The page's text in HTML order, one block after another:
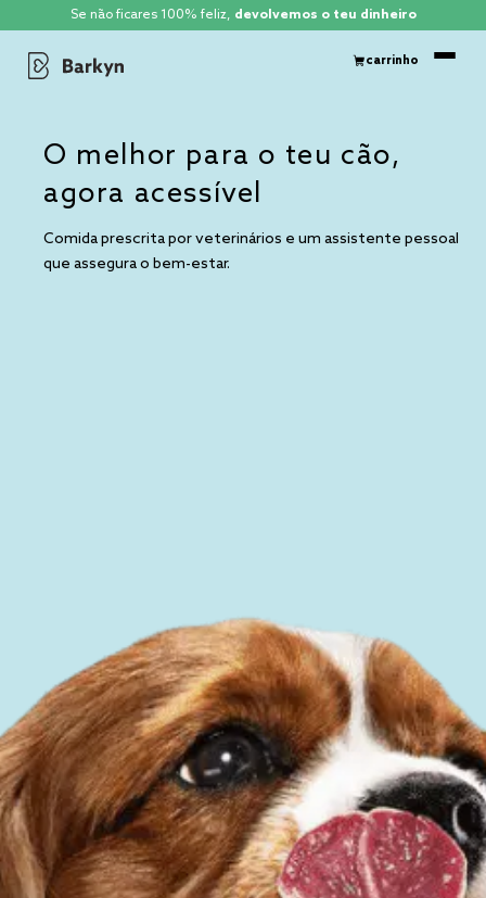
Se não ficares 100% feliz, devolvemos o teu dinheiro
carrinho
O melhor para o teu cão,
agora acessível
Comida prescrita por veterinários e um assistente pessoal
que assegura o bem-estar.